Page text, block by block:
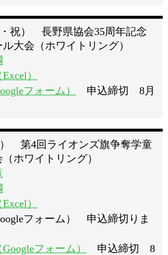
祝） 長野県協会35周年記念
大会（ホワイトリング）
）
フォーム）
申込締切 8月
第4回ライオンズ旗争奪学童
ホワイトリング）
）
フォーム） 申込締切りま
フォーム）
申込締切 8